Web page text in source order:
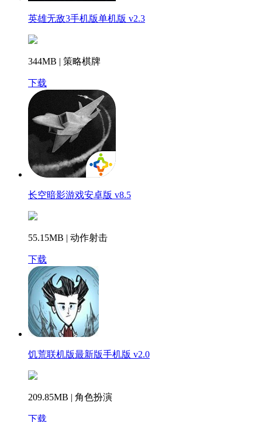
英雄无敌3手机版单机版 v2.3
344MB | 策略棋牌
下载
长空暗影游戏安卓版 v8.5
55.15MB | 动作射击
下载
饥荒联机版最新版手机版 v2.0
209.85MB | 角色扮演
下载